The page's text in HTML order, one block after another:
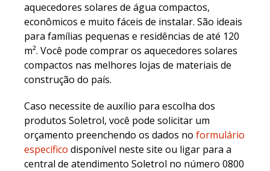
aquecedores solares de água compactos,
econômicos e muito fáceis de instalar. São ideais
para famílias pequenas e residências de até 120
m². Você pode comprar os aquecedores solares
compactos nas melhores lojas de materiais de
construção do país.
Caso necessite de auxílio para escolha dos
produtos Soletrol, você pode solicitar um
orçamento preenchendo os dados no formulário
específico disponível neste site ou ligar para a
central de atendimento Soletrol no número 0800